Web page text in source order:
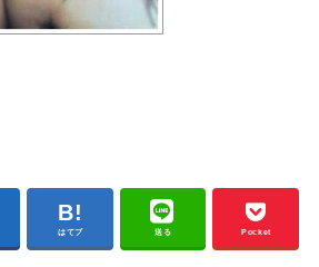
はてブ 送る Pocket